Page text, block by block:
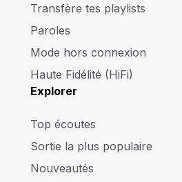
Transfère tes playlists
Paroles
Mode hors connexion
Haute Fidélité (HiFi)
Explorer
Top écoutes
Sortie la plus populaire
Nouveautés